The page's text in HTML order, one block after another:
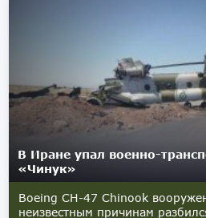
В Иране упал военно-
«Чинук»
Boeing CH-47 Chinook
неизвестным причинам